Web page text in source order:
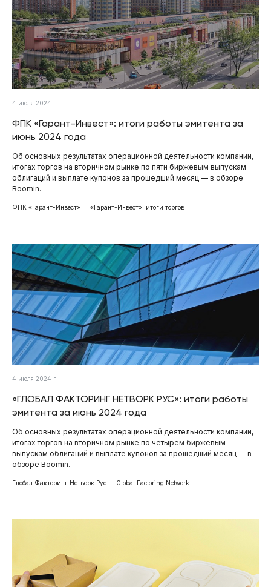
4 июля 2024 г.
ФПК «Гарант-Инвест»: итоги работы эмитента за
июнь 2024 года
Об основных результатах операционной деятельности компании,
итогах торгов на вторичном рынке по пяти биржевым выпускам
облигаций и выплате купонов за прошедший месяц — в обзоре
Boomin.
ФПК «Гарант-Инвест» «Гарант-Инвест»: итоги торгов
4 июля 2024 г.
«ГЛОБАЛ ФАКТОРИНГ НЕТВОРК РУС»: итоги работы
эмитента за июнь 2024 года
Об основных результатах операционной деятельности компании,
итогах торгов на вторичном рынке по четырем биржевым
выпускам облигаций и выплате купонов за прошедший месяц — в
обзоре Boomin.
Глобал Факторинг Нетворк Рус Global Factoring Network